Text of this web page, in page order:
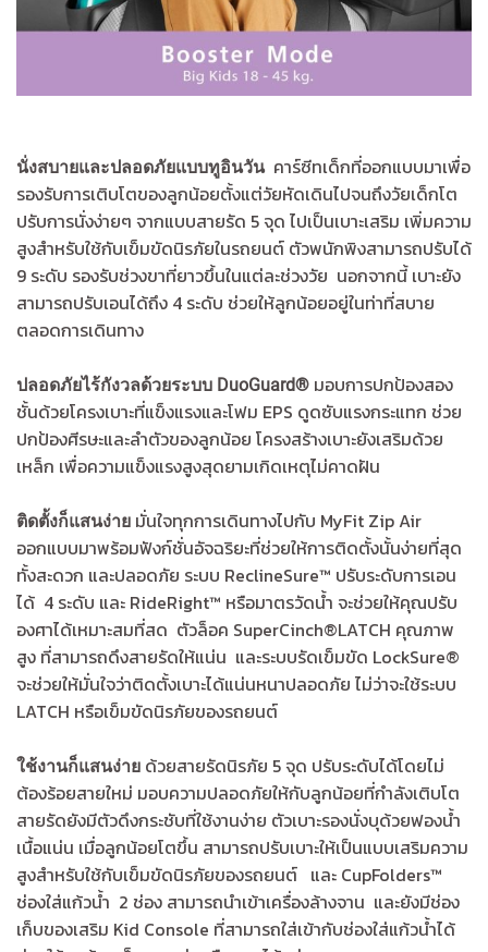
นั่งสบายและปลอดภัยแบบทูอินวันคาร์ซีทเด็กที่ออกแบบมาเพื่อ
รองรับการเติบโตของลูกน้อยตั้งแต่วัยหัดเดินไปจนถึงวัยเด็กโต
ปรับการนั่งง่ายๆ จากแบบสายรัด 5 จุด ไปเป็นเบาะเสริม เพิ่มความ
สูงสำหรับใช้กับเข็มขัดนิรภัยในรถยนต์ ตัวพนักพิงสามารถปรับได้
9 ระดับ รองรับช่วงขาที่ยาวขึ้นในแต่ละช่วงวัย นอกจากนี้ เบาะยัง
สามารถปรับเอนได้ถึง 4 ระดับ ช่วยให้ลูกน้อยอยู่ในท่าที่สบาย
ตลอดการเดินทาง
ปลอดภัยไร้กังวลด้วยระบบ DuoGuard® มอบการปกป้องสอง
ชั้นด้วยโครงเบาะที่แข็งแรงและโฟม EPS ดูดซับแรงกระแทก ช่วย
ปกป้องศีรษะและลำตัวของลูกน้อย โครงสร้างเบาะยังเสริมด้วย
เหล็ก เพื่อความแข็งแรงสูงสุดยามเกิดเหตุไม่คาดฝัน
ติดตั้งก็แสนง่าย มั่นใจทุกการเดินทางไปกับ MyFit Zip Air
ออกแบบมาพร้อมฟังก์ชั่นอัจฉริยะที่ช่วยให้การติดตั้งนั้นง่ายที่สุด
ทั้งสะดวก และปลอดภัย ระบบ ReclineSure™ ปรับระดับการเอน
ได้ 4 ระดับ และ RideRight™ หรือมาตรวัดน้ำ จะช่วยให้คุณปรับ
องศาได้เหมาะสมที่สด ตัวล็อค SuperCinch®LATCH คุณภาพ
สูง ที่สามารถดึงสายรัดให้แน่น และระบบรัดเข็มขัด LockSure®
จะช่วยให้มั่นใจว่าติดตั้งเบาะได้แน่นหนาปลอดภัย ไม่ว่าจะใช้ระบบ
LATCH หรือเข็มขัดนิรภัยของรถยนต์
ใช้งานก็แสนง่าย ด้วยสายรัดนิรภัย 5 จุด ปรับระดับได้โดยไม่
ต้องร้อยสายใหม่ มอบความปลอดภัยให้กับลูกน้อยที่กำลังเติบโต
สายรัดยังมีตัวดึงกระชับที่ใช้งานง่าย ตัวเบาะรองนั่งบุด้วยฟองน้ำ
เนื้อแน่น เมื่อลูกน้อยโตขึ้น สามารถปรับเบาะให้เป็นแบบเสริมความ
สูงสำหรับใช้กับเข็มขัดนิรภัยของรถยนต์ และ CupFolders™
ช่องใส่แก้วน้ำ 2 ช่อง สามารถนำเข้าเครื่องล้างจาน และยังมีช่อง
เก็บของเสริม Kid Console ที่สามารถใส่เข้ากับช่องใส่แก้วน้ำได้